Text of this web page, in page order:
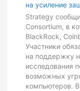
на усиление
Strategy
Consortium, в
BlackRock,
Участники
на поддержку
исследования
возможных
компьютеров.